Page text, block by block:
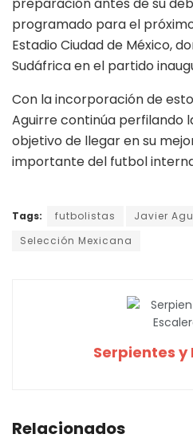
preparación antes de su
programado para el próximo
Estadio Ciudad de México,
Sudáfrica en el partido
Con la incorporación de
Aguirre continúa perfilando
objetivo de llegar en su
importante del futbol
Tags: futbolistas Javier
Selección Mexicana
Serpientes y
Relacionados